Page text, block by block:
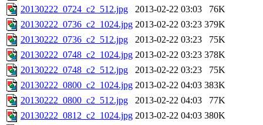
20130222_0724_c2_512.jpg
2013-02-22 03:03
76K
20130222_0736_c2_1024.jpg 2013-02-22 03:23 379K
20130222_0736_c2_512.jpg
2013-02-22 03:23
75K
20130222_0748_c2_1024.jpg 2013-02-22 03:23 378K
20130222_0748_c2_512.jpg
2013-02-22 03:23
75K
20130222_0800_c2_1024.jpg 2013-02-22 04:03 383K
20130222_0800_c2_512.jpg
2013-02-22 04:03
77K
20130222_0812_c2_1024.jpg 2013-02-22 04:03 380K